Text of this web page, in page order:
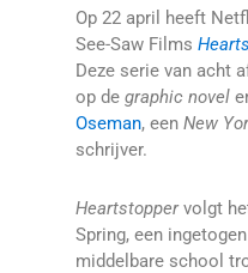
Op 22 april heeft
See-Saw Films
Deze serie van acht
op de graphic novel
Oseman, een New
schrijver.
Heartstoppervolgt
Spring, een
middelbare school